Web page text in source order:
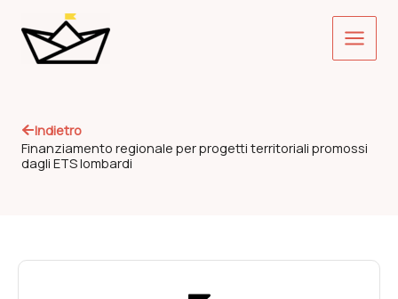
contenuto
Main
Menu
Indietro
Finanziamento regionale per progetti territoriali promossi
dagli ETS lombardi